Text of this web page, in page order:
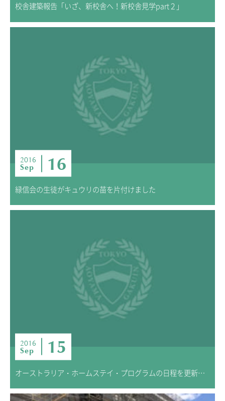
校舎建築報告「いざ、新校舎へ！新校舎見学part２」
2016
Sep 16
緑信会の生徒がキュウリの苗を片付けました
2016
Sep 15
オーストラリア・ホームステイ・プログラムの日程を更新しました